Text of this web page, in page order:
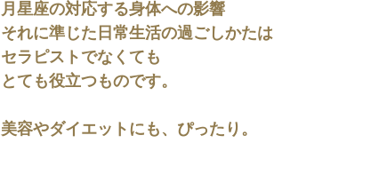
月星座の対応する身体への影響
それに準じた日常生活の過ごしかたは
セラピストでなくても
とても役立つものです。
美容やダイエットにも、ぴったり。